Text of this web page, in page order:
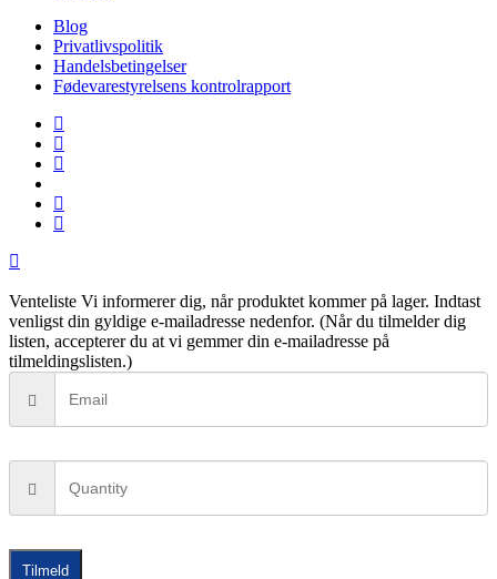
Blog
Privatlivspolitik
Handelsbetingelser
Fødevarestyrelsens kontrolrapport
facebook
linkedin
instagram
phone
email
Venteliste Vi informerer dig, når produktet kommer på lager. Indtast
venligst din gyldige e-mailadresse nedenfor. (Når du tilmelder dig
listen, accepterer du at vi gemmer din e-mailadresse på
tilmeldingslisten.)
Tilmeld